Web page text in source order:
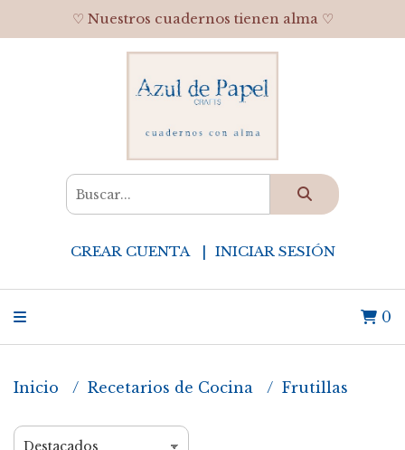
♡ Nuestros cuadernos tienen alma ♡
CREAR CUENTA INICIAR SESIÓN
0
Inicio Recetarios de Cocina Frutillas